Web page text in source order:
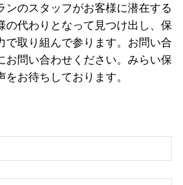
ンのスタッフがお客様に潜在する
の代わりとなって見つけ出し、保
で取り組んで参ります。お問い合
お問い合わせください。みらい保
お待ちしております。